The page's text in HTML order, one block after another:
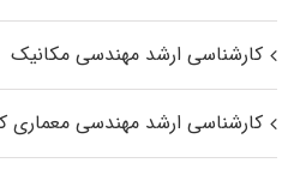
کارشناسی ارشد مهندسی مکانیک
کارشناسی ارشد مهندسی معماری